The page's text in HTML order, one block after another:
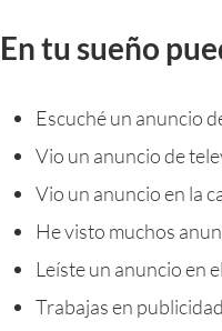
En tu sueño
Escuché un anuncio
Vio un anuncio de
Vio un anuncio en la
He visto muchos
Leíste un anuncio en
Trabajas en